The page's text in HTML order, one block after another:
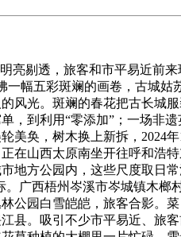
剔透，旅客和市平易近前来
幅五彩斑斓的画卷，古城姑
光。斑斓的春花把古长城
，到利用“零添加”；一场非
奂，树木换上新拆，2024
山西太原南坐开往呼和浩
地方公园内，这些尺度取日
广西梧州岑溪市岑城镇木榔
园白雪皑皑，旅客合影。
县。吸引不少市平易近、旅